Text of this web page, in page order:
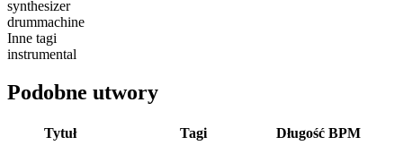
synthesizer
drummachine
Inne tagi
instrumental
Podobne utwory
Tytuł Tagi Długość BPM